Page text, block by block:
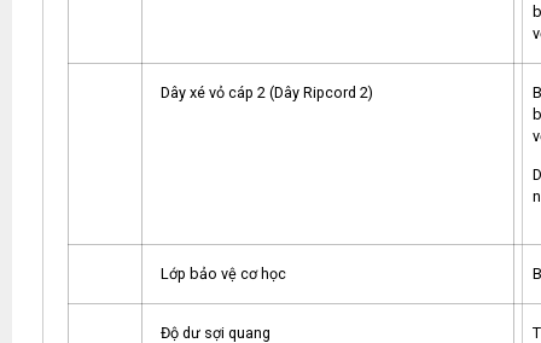
Dây xé vỏ cáp 2 (Dây Ripcord 2)
Lớp bảo vệ cơ học
Độ dư sợi quang